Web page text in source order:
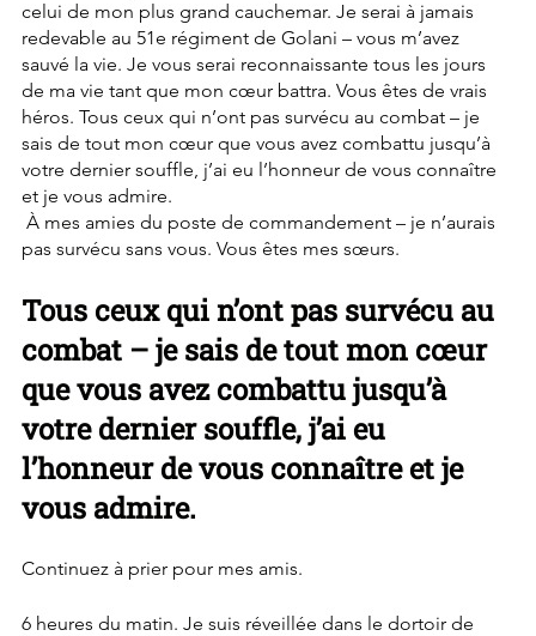
celui de mon plus grand cauchemar. Je serai à jamais
redevable au 51e régiment de Golani – vous m’avez
sauvé la vie. Je vous serai reconnaissante tous les jours
de ma vie tant que mon cœur battra. Vous êtes de vrais
héros. Tous ceux qui n’ont pas survécu au combat – je
sais de tout mon cœur que vous avez combattu jusqu’à
votre dernier souffle, j’ai eu l’honneur de vous connaître
et je vous admire.
pas survécu sans vous. Vous êtes mes sœurs.
Tous ceux qui n’ont pas survécu au
combat – je sais de tout mon cœur
que vous avez combattu jusqu’à
votre dernier souffle, j’ai eu
l’honneur de vous connaître et je
vous admire.
Continuez à prier pour mes amis.
6 heures du matin. Je suis réveillée dans le dortoir de